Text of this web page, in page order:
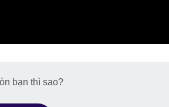
bạn thì sao?